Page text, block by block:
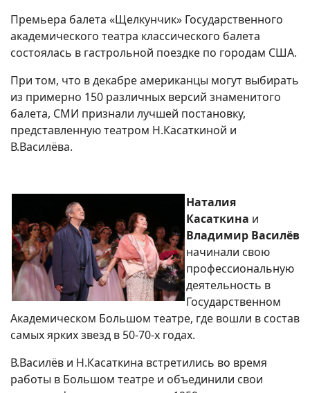
Премьера балета «Щелкунчик» Государственного
академического театра классического балета
состоялась в гастрольной поездке по городам США.
При том, что в декабре американцы могут выбирать
из примерно 150 различных версий знаменитого
балета, СМИ признали лучшей постановку,
представленную театром Н.Касаткиной и
В.Василёва.
Наталия
Касаткина и
Владимир Василёв
начинали свою
профессиональную
деятельность в
Государственном
Академическом Большом театре, где вошли в состав
самых ярких звезд в 50-70-х годах.
В.Василёв и Н.Касаткина встретились во время
работы в Большом театре и объединили свои